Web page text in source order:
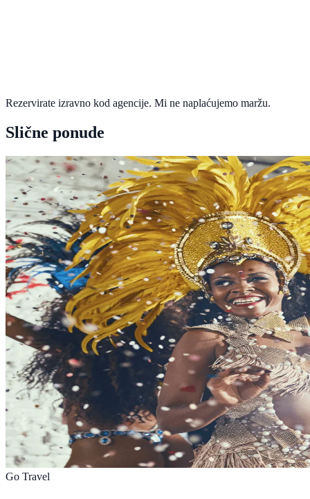
Rezervirate izravno kod agencije. Mi ne naplaćujemo maržu.
Slične ponude
Go Travel